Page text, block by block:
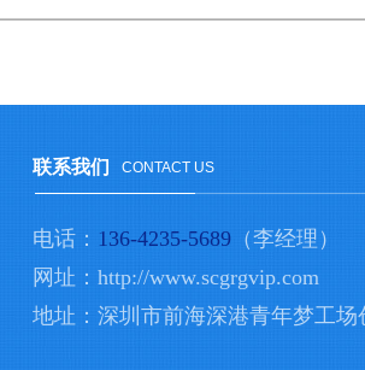
联系我们 CONTACT US
电话： 136-4235-5689 （李经理）
网址：http://www.scgrgvip.com
地址 ：深圳市前海深港青年梦工场